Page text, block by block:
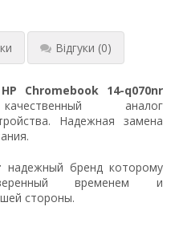
Відгуки (0)
HP Chromebook 14-q070nr
качественный аналог
Надежная замена
надежный бренд которому
временем и
стороны.